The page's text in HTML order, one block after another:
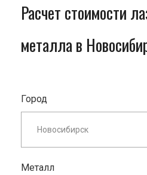
Расчет стоимости
металла в
Город
Металл